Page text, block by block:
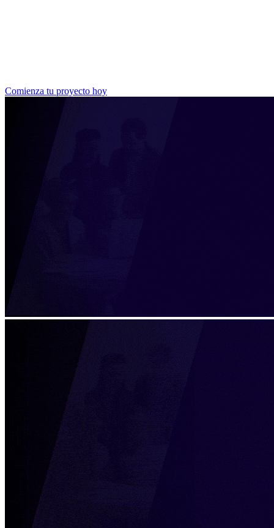
¿Todavía no sabes cuanto podría costar tu proyecto?
Obtén una estimación inicial en minutos y empieza a
Cotiza online
Comienza tu proyecto hoy